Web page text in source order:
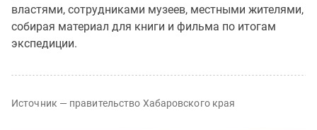
властями, сотрудниками музеев, местными жителями,
собирая материал для книги и фильма по итогам
экспедиции.
Источник — правительство Хабаровского края